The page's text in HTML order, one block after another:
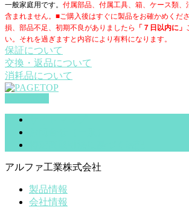
一般家庭用です。 付属部品、付属工具、箱、ケース類、
含まれません。■ご購入後はすぐに製品をお確かめくだ
損、部品不足、初期不良がありましたら
「７日以内に」
い。それを過ぎますと内容により有料になります。
保証について
交換・返品について
消耗品について
アルファ工業株式会社
製品情報
会社情報